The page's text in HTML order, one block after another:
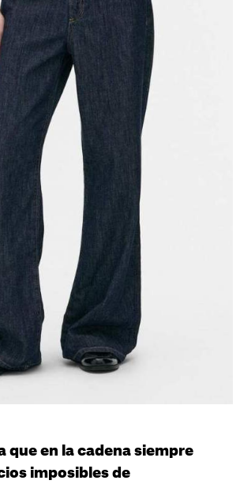
que en la cadena siempre
imposibles de